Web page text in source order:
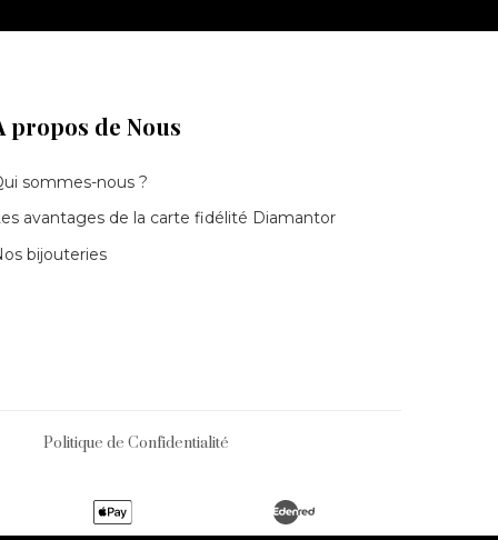
propos de Nous
sommes-nous ?
avantages de la carte fidélité Diamantor
bijouteries
Politique de Confidentialité